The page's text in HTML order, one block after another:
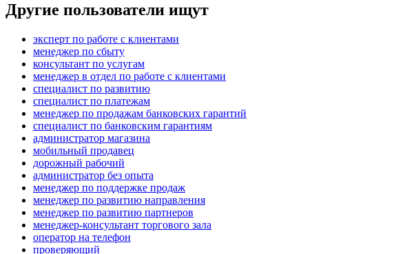
Другие пользователи ищут
эксперт по работе с клиентами
менеджер по сбыту
консультант по услугам
менеджер в отдел по работе с клиентами
специалист по развитию
специалист по платежам
менеджер по продажам банковских гарантий
специалист по банковским гарантиям
администратор магазина
мобильный продавец
дорожный рабочий
администратор без опыта
менеджер по поддержке продаж
менеджер по развитию направления
менеджер по развитию партнеров
менеджер-консультант торгового зала
опeрaтoр нa тeлeфoн
проверяющий